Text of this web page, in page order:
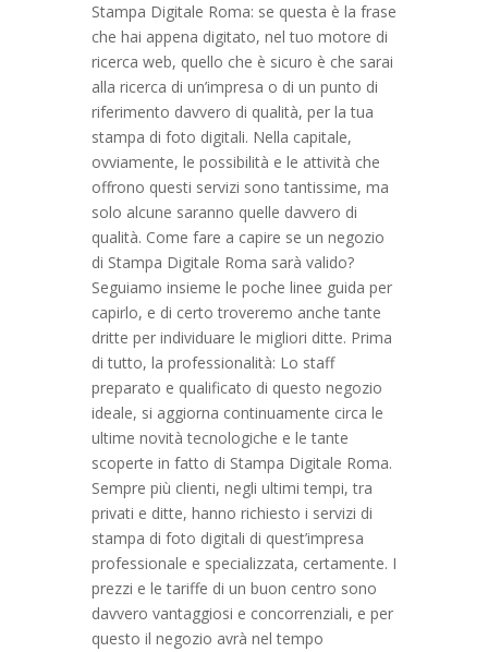
Stampa Digitale Roma: se questa è la frase
che hai appena digitato, nel tuo motore di
ricerca web, quello che è sicuro è che sarai
alla ricerca di un’impresa o di un punto di
riferimento davvero di qualità, per la tua
stampa di foto digitali. Nella capitale,
ovviamente, le possibilità e le attività che
offrono questi servizi sono tantissime, ma
solo alcune saranno quelle davvero di
qualità. Come fare a capire se un negozio
di Stampa Digitale Roma sarà valido?
Seguiamo insieme le poche linee guida per
capirlo, e di certo troveremo anche tante
dritte per individuare le migliori ditte. Prima
di tutto, la professionalità: Lo staff
preparato e qualificato di questo negozio
ideale, si aggiorna continuamente circa le
ultime novità tecnologiche e le tante
scoperte in fatto di Stampa Digitale Roma.
Sempre più clienti, negli ultimi tempi, tra
privati e ditte, hanno richiesto i servizi di
stampa di foto digitali di quest’impresa
professionale e specializzata, certamente. I
prezzi e le tariffe di un buon centro sono
davvero vantaggiosi e concorrenziali, e per
questo il negozio avrà nel tempo